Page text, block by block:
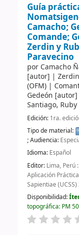
Guía
Camacho;
Comande;
Zerdin y
Paravecino
por Camacho
[autor] |
(OFM)|
Gedeón [autor]
Santiago, Ruby
Edición: 1ra.
Tipo de material:
; Audiencia:
Idioma: Español
Editor: Lima, Perú
Aplicación
Sapientiae (UCSS)
Disponibilidad:
topográfica: PM